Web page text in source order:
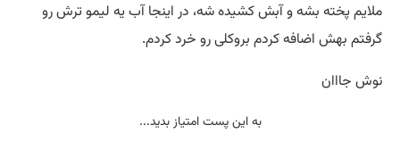
ملایم پخته بشه و آبش کشیده شه، در اینجا آب یه لیمو ترش رو
گرفتم بهش اضافه کردم بروکلی رو خرد کردم.
نوش جااان
به این پست امتیاز بدید...